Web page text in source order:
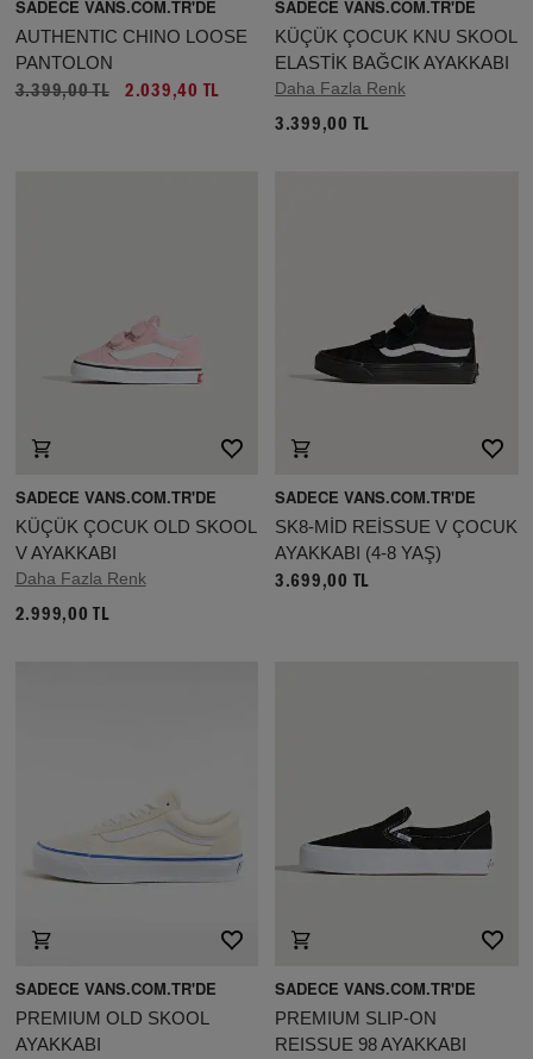
SADECE VANS.COM.TR'DE
AUTHENTIC CHINO LOOSE
PANTOLON
3.399,00 TL 2.039,40 TL
SADECE VANS.COM.TR'DE
KÜÇÜK ÇOCUK KNU SKOOL
ELASTİK BAĞCIK AYAKKABI
Daha Fazla Renk
3.399,00 TL
SADECE VANS.COM.TR'DE
KÜÇÜK ÇOCUK OLD SKOOL
V AYAKKABI
Daha Fazla Renk
2.999,00 TL
SADECE VANS.COM.TR'DE
SK8-MİD REİSSUE V ÇOCUK
AYAKKABI (4-8 YAŞ)
3.699,00 TL
SADECE VANS.COM.TR'DE
PREMIUM OLD SKOOL
AYAKKABI
SADECE VANS.COM.TR'DE
PREMIUM SLIP-ON
REISSUE 98 AYAKKABI